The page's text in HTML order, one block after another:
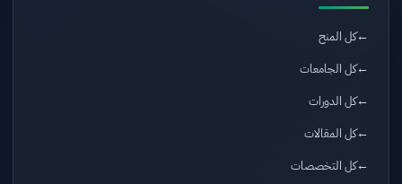
كل المنح
كل الجامعات
كل الدورات
كل المقالات
كل التخصصات